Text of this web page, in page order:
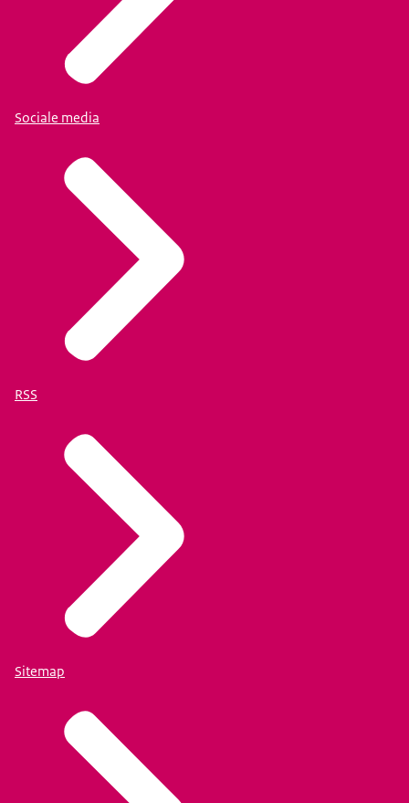
Sociale media
RSS
Sitemap